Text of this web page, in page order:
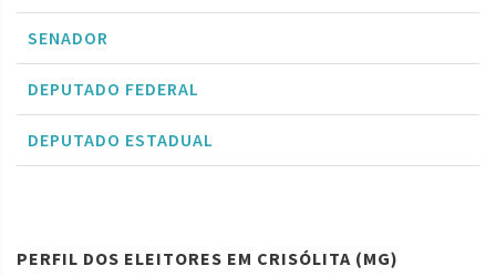
SENADOR
DEPUTADO FEDERAL
DEPUTADO ESTADUAL
PERFIL DOS ELEITORES EM CRISÓLITA (MG)